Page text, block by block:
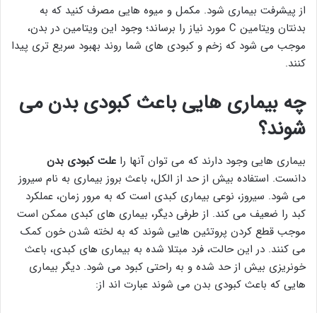
از پیشرفت بیماری شود. مکمل و میوه هایی مصرف کنید که به
بدنتان ویتامین C مورد نیاز را برساند؛ وجود این ویتامین در بدن،
موجب می شود که زخم و کبودی های شما روند بهبود سریع تری پیدا
کنند.
چه بیماری هایی باعث کبودی بدن می
شوند؟
بیماری هایی وجود دارند که می توان آنها را علت کبودی بدن
دانست. استفاده بیش از حد از الکل، باعث بروز بیماری به نام سیروز
می شود. سیروز، نوعی بیماری کبدی است که به مرور زمان، عملکرد
کبد را ضعیف می کند. از طرفی دیگر، بیماری های کبدی ممکن است
موجب قطع کردن پروتئین هایی شوند که به لخته شدن خون کمک
می کنند. در این حالت، فرد مبتلا شده به بیماری های کبدی، باعث
خونریزی بیش از حد شده و به راحتی کبود می شود. دیگر بیماری
هایی که باعث کبودی بدن می شوند عبارت اند از: